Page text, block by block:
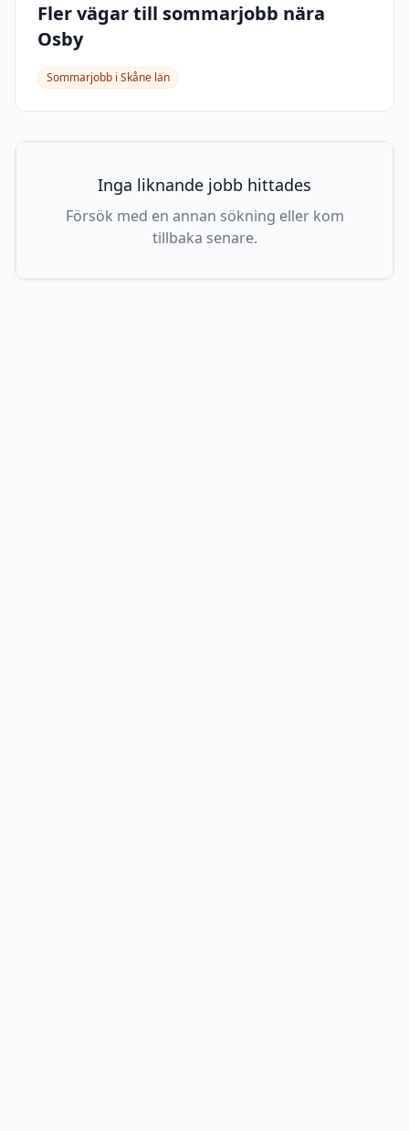
Fler vägar till sommarjobb nära
Osby
Sommarjobb i Skåne län
Inga liknande jobb hittades
Försök med en annan sökning eller kom
tillbaka senare.